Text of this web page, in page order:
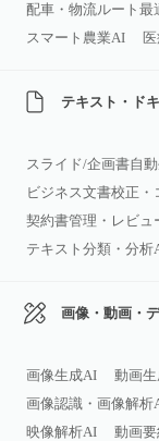
配車・物流ルート最
スマート農業AI
テキスト・ド
スライド/企画書自
ビジネス文書校正
契約書管理・レビュ
テキスト分類・分析
画像・動画・
画像生成AI 動画
画像認識・画像解析
映像解析AI
動画